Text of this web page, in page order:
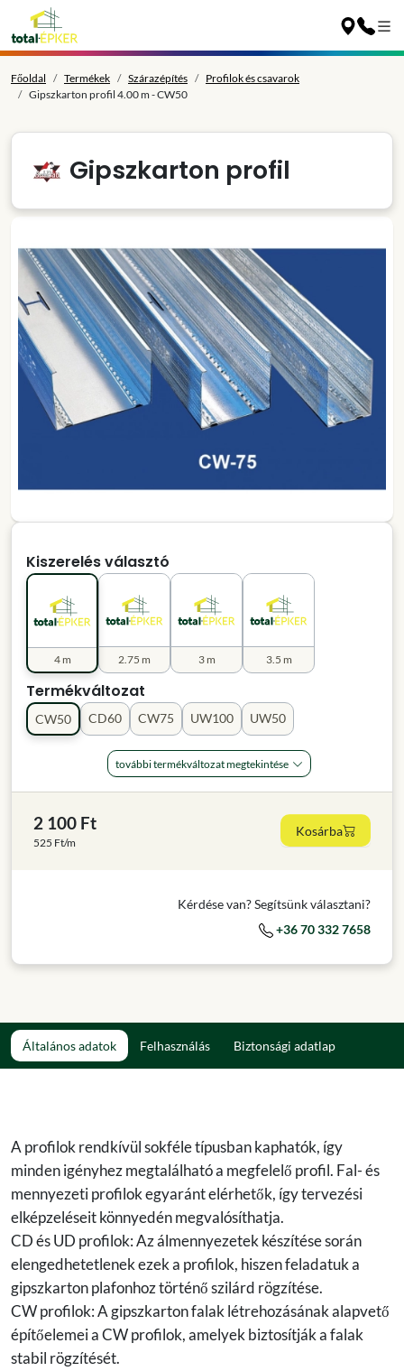
Főoldal Termékek Szárazépítés
Profilok és csavarok
Gipszkarton profil 4.00 m - CW50
Gipszkarton profil
Kiszerelés választó
2.75 m 3 m 3.5 m
4 m
Termékváltozat
CD60
CW50 CW75 UW100 UW50
további termékváltozat megtekintése
2 100 Ft
525 Ft/m
Kosárba
Kérdése van? Segítsünk választani?
+36 70 332 7658
Általános adatok Felhasználás Biztonsági adatlap
A profilok rendkívül sokféle típusban kaphatók, így
minden igényhez megtalálható a megfelelő profil. Fal- és
mennyezeti profilok egyaránt elérhetők, így tervezési
elképzeléseit könnyedén megvalósíthatja.
CD és UD profilok: Az álmennyezetek készítése során
elengedhetetlenek ezek a profilok, hiszen feladatuk a
gipszkarton plafonhoz történő szilárd rögzítése.
CW profilok: A gipszkarton falak létrehozásának alapvető
építőelemei a CW profilok, amelyek biztosítják a falak
stabil rögzítését.